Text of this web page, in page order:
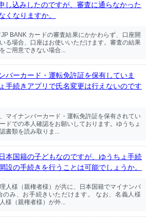
し込みしたのですが、審査に通らなかった
くなりますか。
BANK カードの審査結果にかかわらず、口座開
る場合、口座はお使いいただけます。審査の結果
ご用意できない場合...
バーカード・運転免許証を保有していま
手続きアプリで氏名変更は行えないのです
マイナンバーカード・運転免許証を保有されてい
ドでの本人確認をお願いしております。ゆうちょ
書類を読み取りま...
本国籍の子どもなのですが、ゆうちょ手続
設の手続きを行うことは可能でしょうか。
人様（親権者様）が共に、日本国籍でマイナンバ
のみ、お手続きいただけます。 なお、名義人様
様（親権者様）が外...